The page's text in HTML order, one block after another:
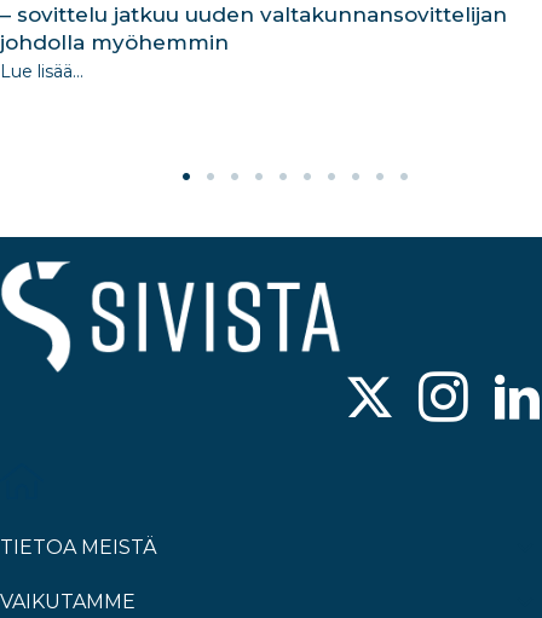
– sovittelu jatkuu uuden valtakunnansovittelijan
johdolla myöhemmin
Lue lisää...
TIETOA MEISTÄ
VAIKUTAMME